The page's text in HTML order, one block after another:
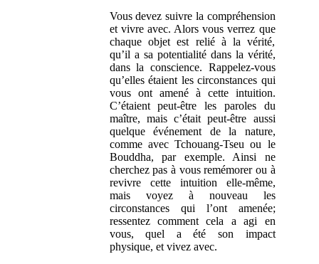
Vous devez suivre la compréhension
et vivre avec. Alors vous verrez que
chaque objet est relié à la vérité,
qu’il a sa potentialité dans la vérité,
dans la conscience. Rappelez-vous
qu’elles étaient les circonstances qui
vous ont amené à cette intuition.
C’étaient peut-être les paroles du
maître, mais c’était peut-être aussi
quelque événement de la nature,
comme avec Tchouang-Tseu ou le
Bouddha, par exemple. Ainsi ne
cherchez pas à vous remémorer ou à
revivre cette intuition elle-même,
mais voyez à nouveau les
circonstances qui l’ont amenée;
ressentez comment cela a agi en
vous, quel a été son impact
physique, et vivez avec.